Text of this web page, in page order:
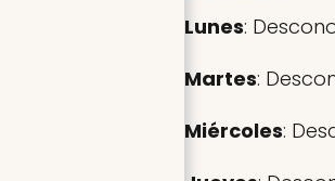
Lunes:
Martes:
Miércoles: